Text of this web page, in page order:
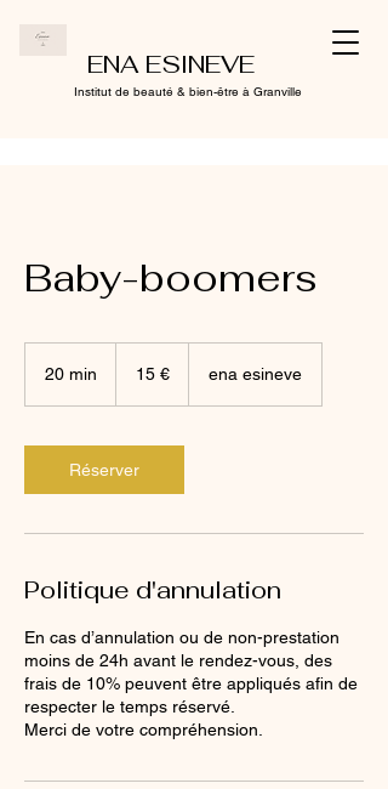
ENA ESINEVE
Institut de beauté & bien-être à Granville
Baby-boomers
20 min
i
n
15 € ena esineve
Réserver
Politique d'annulation
En cas d’annulation ou de non-prestation
moins de 24h avant le rendez-vous, des
frais de 10% peuvent être appliqués afin de
respecter le temps réservé.
Merci de votre compréhension.